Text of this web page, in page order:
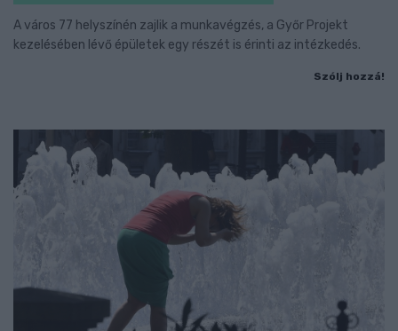
A város 77 helyszínén zajlik a munkavégzés, a Győr Projekt
kezelésében lévő épületek egy részét is érinti az intézkedés.
Szólj hozzá!